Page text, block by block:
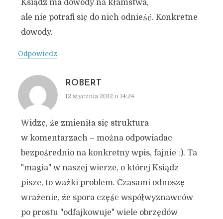
Ksiądz ma dowody na kłamstwa,
ale nie potrafi się do nich odnieść. Konkretne
dowody.
Odpowiedz
ROBERT
12 stycznia 2012 o 14:24
Widzę, że zmieniła się struktura
w komentarzach – można odpowiadac
bezpośrednio na konkretny wpis, fajnie :). Ta
"magia" w naszej wierze, o której Ksiądz
pisze, to ważki problem. Czasami odnoszę
wrażenie, że spora częśc współwyznawców
po prostu "odfajkowuje" wiele obrzędów